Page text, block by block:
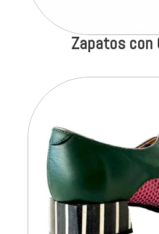
Zapatos con